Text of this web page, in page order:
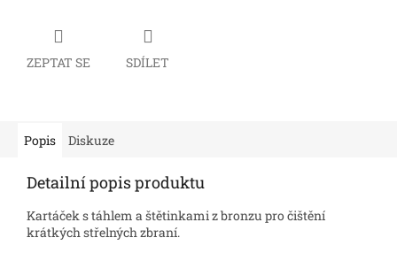
ZEPTAT SE SDÍLET
Popis Diskuze
Detailní popis produktu
Kartáček s táhlem a štětinkami z bronzu pro čištění
krátkých střelných zbraní.